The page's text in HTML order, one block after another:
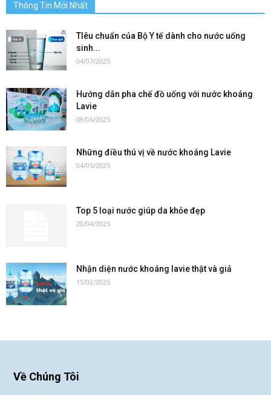
Thông Tin Mới Nhất
TIêu chuẩn của Bộ Y tế dành cho nước uống
sinh...
04/07/2025
Hướng dẫn pha chế đồ uống với nước khoáng
Lavie
08/06/2025
Những điều thú vị về nước khoáng Lavie
04/05/2025
Top 5 loại nước giúp da khỏe đẹp
20/04/2025
Nhận diện nước khoáng lavie thật và giả
15/02/2025
Về Chúng Tôi